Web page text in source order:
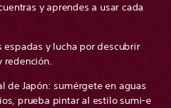
y aprendes a usar cada
y lucha por descubrir
redención.
de Japón: sumérgete en aguas
prueba pintar al estilo sumi-e